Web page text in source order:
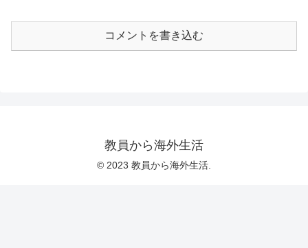
コメントを書き込む
教員から海外生活
© 2023 教員から海外生活.